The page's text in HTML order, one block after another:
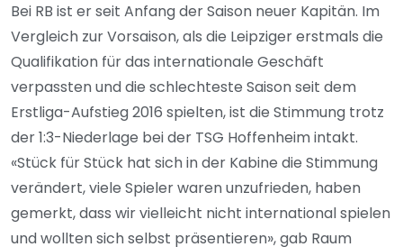
Bei RB ist er seit Anfang der Saison neuer Kapitän. Im
Vergleich zur Vorsaison, als die Leipziger erstmals die
Qualifikation für das internationale Geschäft
verpassten und die schlechteste Saison seit dem
Erstliga-Aufstieg 2016 spielten, ist die Stimmung trotz
der 1:3-Niederlage bei der TSG Hoffenheim intakt.
«Stück für Stück hat sich in der Kabine die Stimmung
verändert, viele Spieler waren unzufrieden, haben
gemerkt, dass wir vielleicht nicht international spielen
und wollten sich selbst präsentieren», gab Raum